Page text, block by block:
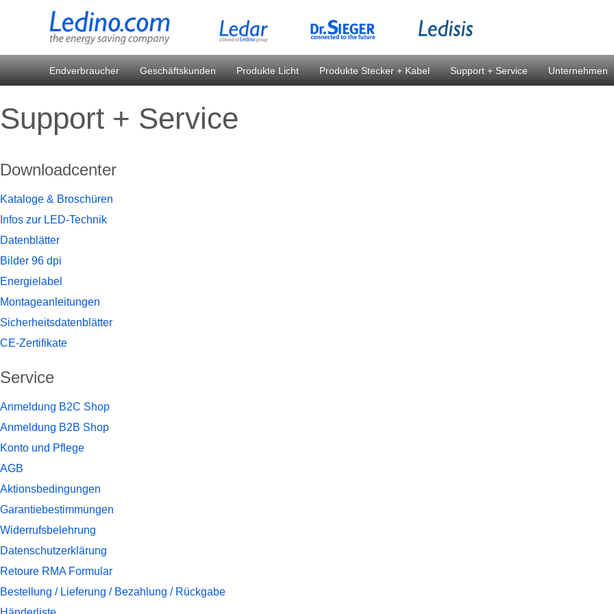
Endverbraucher Geschäftskunden Produkte Licht Produkte Stecker + Kabel Support + Service Unternehmen
Support + Service
Downloadcenter
Kataloge & Broschüren
Infos zur LED-Technik
Datenblätter
Bilder 96 dpi
Energielabel
Montageanleitungen
Sicherheitsdatenblätter
CE-Zertifikate
Service
Anmeldung B2C Shop
Anmeldung B2B Shop
Konto und Pflege
AGB
Aktionsbedingungen
Garantiebestimmungen
Widerrufsbelehrung
Datenschutzerklärung
Retoure RMA Formular
Bestellung / Lieferung / Bezahlung / Rückgabe